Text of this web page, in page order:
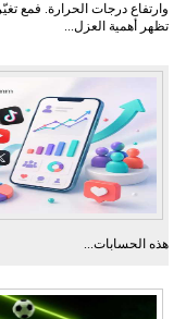
وارتفاع درجات الحرارة. فمع
تظهر أهمية العزل...
هذه الحسابات...